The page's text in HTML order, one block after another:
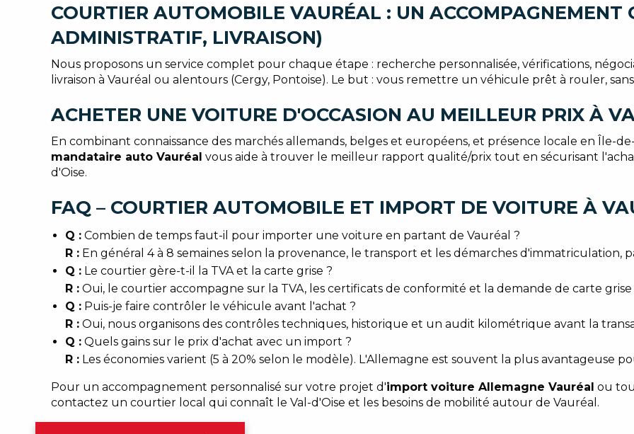
COURTIER AUTOMOBILE VAURÉAL : UN ACCOMPAGNEMENT
ADMINISTRATIF, LIVRAISON)
Nous proposons un service complet pour chaque étape : recherche personnalisée, vérifications,
livraison à Vauréal ou alentours (Cergy, Pontoise). Le but : vous remettre un véhicule prêt à rouler, sans
ACHETER UNE VOITURE D'OCCASION AU MEILLEUR PRIX À
En combinant connaissance des marchés allemands, belges et européens, et présence locale en Île-
mandataire auto Vauréal vous aide à trouver le meilleur rapport qualité/prix tout en sécurisant
d'Oise.
FAQ – COURTIER AUTOMOBILE ET IMPORT DE VOITURE À
Q : Combien de temps faut-il pour importer une voiture en partant de Vauréal ?
R : En général 4 à 8 semaines selon la provenance, le transport et les démarches d'immatriculation,
Q : Le courtier gère-t-il la TVA et la carte grise ?
R : Oui, le courtier accompagne sur la TVA, les certificats de conformité et la demande de carte grise
Q : Puis-je faire contrôler le véhicule avant l'achat ?
R : Oui, nous organisons des contrôles techniques, historique et un audit kilométrique avant la
Q : Quels gains sur le prix d'achat avec un import ?
R : Les économies varient (5 à 20% selon le modèle). L'Allemagne est souvent la plus avantageuse
Pour un accompagnement personnalisé sur votre projet d'import voiture Allemagne Vauréal ou
contactez un courtier local qui connaît le Val-d'Oise et les besoins de mobilité autour de Vauréal.